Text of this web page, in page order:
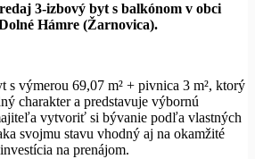
3-izbový byt s balkónom v obci
Hámre (Žarnovica).
s výmerou 69,07 m² + pivnica 3 m², ktorý
charakter a predstavuje výbornú
vytvoriť si bývanie podľa vlastných
svojmu stavu vhodný aj na okamžité
na prenájom.